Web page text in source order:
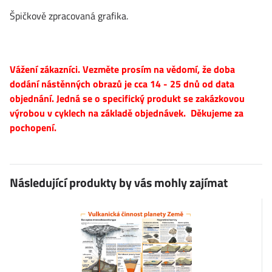
Špičkově zpracovaná grafika.
Vážení zákazníci. Vezměte prosím na vědomí, že doba
dodání nástěnných obrazů je cca 14 - 25 dnů od data
objednání. Jedná se o specifický produkt se zakázkovou
výrobou v cyklech na základě objednávek. Děkujeme za
pochopení.
Následující produkty by vás mohly zajímat